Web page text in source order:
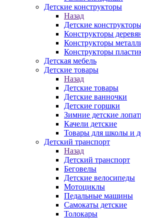
Детские конструкторы
Назад
Детские
Конструкторы
Конструкторы
Конструкторы
Детская мебель
Детские товары
Назад
Детские товары
Детские ванночки
Детские горшки
Зимние детские
Качели детские
Товары для школы и
Детский транспорт
Назад
Детский транспорт
Беговелы
Детские велосипеды
Мотоциклы
Педальные машины
Самокаты детские
Толокары